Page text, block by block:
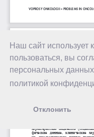
Наш сайт использует
пользоваться, вы
персональных данных
политикой
Отклонить